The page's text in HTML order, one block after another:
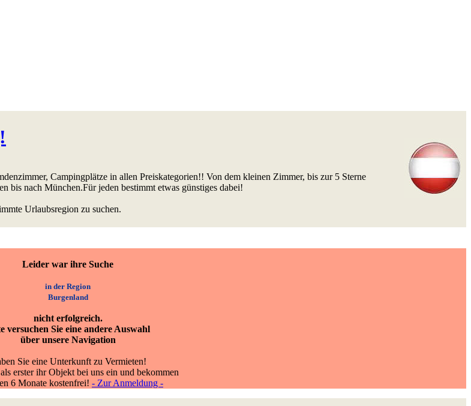
Campingplätze in allen Preiskategorien!! Von dem kleinen Zimmer, bis zur 5 Sterne
bis nach München.Für jeden bestimmt etwas günstiges dabei!
Urlaubsregion zu suchen.
Leider war ihre Suche
in der Region
Burgenland
nicht erfolgreich.
versuchen Sie eine andere Auswahl
über unsere Navigation
Sie eine Unterkunft zu Vermieten!
erster ihr Objekt bei uns ein und bekommen
6 Monate kostenfrei! - Zur Anmeldung -